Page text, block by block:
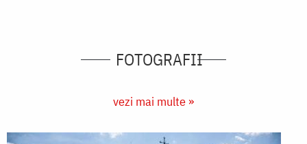
FOTOGRAFII
vezi mai multe »